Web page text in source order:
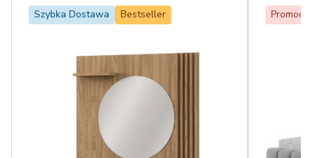
Szybka Dostawa Bestseller Promocja